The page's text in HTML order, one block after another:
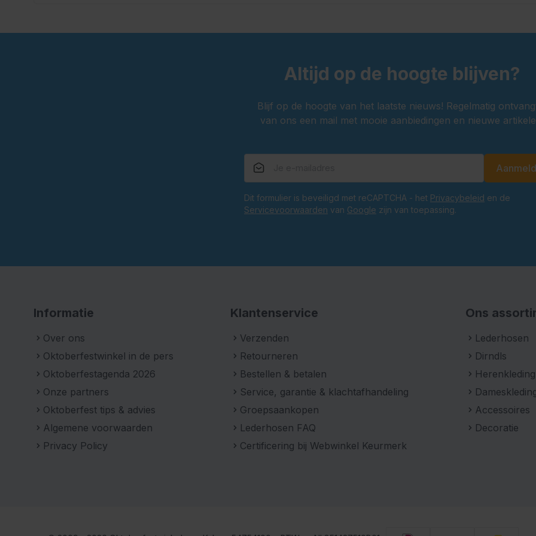
Altijd op de hoogte blijven?
Blijf op de hoogte van het laatste nieuws! Regelmatig
van ons een mail met mooie aanbiedingen en nieuwe
Dit formulier is beveiligd met reCAPTCHA - het Privacybeleid en de
Servicevoorwaarden van Google zijn van toepassing.
Informatie
Over ons
Oktoberfestwinkel in de pers
Oktoberfestagenda 2026
Onze partners
Oktoberfest tips & advies
Algemene voorwaarden
Privacy Policy
Klantenservice
Verzenden
Retourneren
Bestellen & betalen
Service, garantie & klachtafhandeling
Groepsaankopen
Lederhosen FAQ
Certificering bij Webwinkel Keurmerk
Ons
Lederhosen
Dirndls
Herenkleding
Accessoires
Decoratie